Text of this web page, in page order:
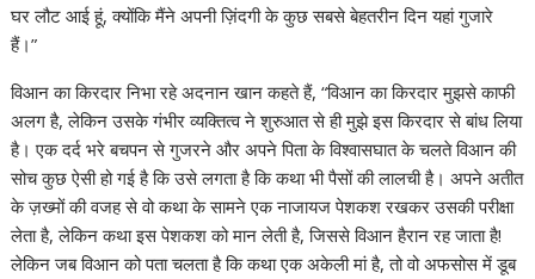
घर लौट आई हूं, क्योंकि मैंने अपनी ज़िंदगी के कुछ सबसे बेहतरीन दिन यहां गुजारे
हैं।”
विआन का किरदार निभा रहे अदनान खान कहते हैं, “विआन का किरदार मुझसे काफी
अलग है, लेकिन उसके गंभीर व्यक्तित्व ने शुरुआत से ही मुझे इस किरदार से बांध लिया
है। एक दर्द भरे बचपन से गुजरने और अपने पिता के विश्वासघात के चलते विआन की
सोच कुछ ऐसी हो गई है कि उसे लगता है कि कथा भी पैसों की लालची है। अपने अतीत
के ज़ख्मों की वजह से वो कथा के सामने एक नाजायज पेशकश रखकर उसकी परीक्षा
लेता है, लेकिन कथा इस पेशकश को मान लेती है, जिससे विआन हैरान रह जाता है!
लेकिन जब विआन को पता चलता है कि कथा एक अकेली मां है, तो वो अफसोस में डूब